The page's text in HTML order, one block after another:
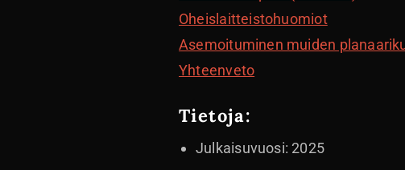
Oheislaitteistohuomiot
Asemoituminen muiden
Yhteenveto
Tietoja:
Julkaisuvuosi: 2025